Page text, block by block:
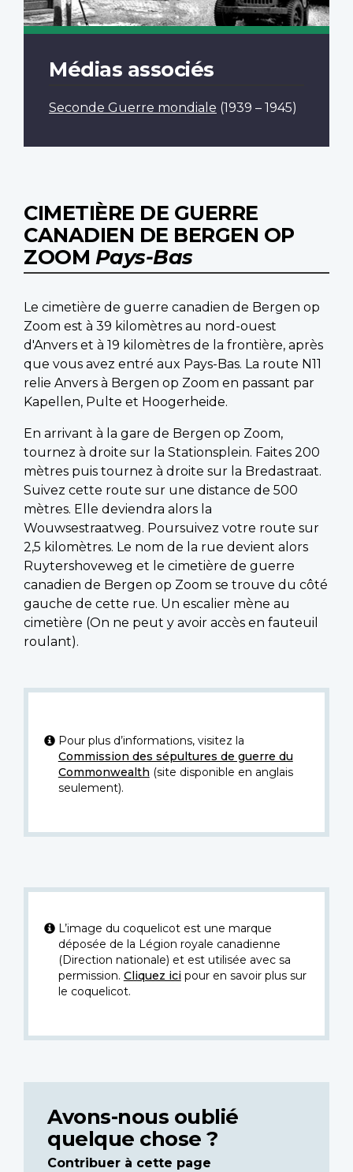
Médias associés
Seconde Guerre mondiale (1939 – 1945)
CIMETIÈRE DE GUERRE
CANADIEN DE BERGEN OP
ZOOM Pays-Bas
Le cimetière de guerre canadien de Bergen op
Zoom est à 39 kilomètres au nord-ouest
d'Anvers et à 19 kilomètres de la frontière, après
que vous avez entré aux Pays-Bas. La route N11
relie Anvers à Bergen op Zoom en passant par
Kapellen, Pulte et Hoogerheide.
En arrivant à la gare de Bergen op Zoom,
tournez à droite sur la Stationsplein. Faites 200
mètres puis tournez à droite sur la Bredastraat.
Suivez cette route sur une distance de 500
mètres. Elle deviendra alors la
Wouwsestraatweg. Poursuivez votre route sur
2,5 kilomètres. Le nom de la rue devient alors
Ruytershoveweg et le cimetière de guerre
canadien de Bergen op Zoom se trouve du côté
gauche de cette rue. Un escalier mène au
cimetière (On ne peut y avoir accès en fauteuil
roulant).
Pour plus d’informations, visitez la
Commission des sépultures de guerre du
Commonwealth (site disponible en anglais
seulement).
L’image du coquelicot est une marque
déposée de la Légion royale canadienne
(Direction nationale) et est utilisée avec sa
permission. Cliquez icipour en savoir plus sur
le coquelicot.
Avons-nous oublié
quelque chose ?
Contribuer à cette page